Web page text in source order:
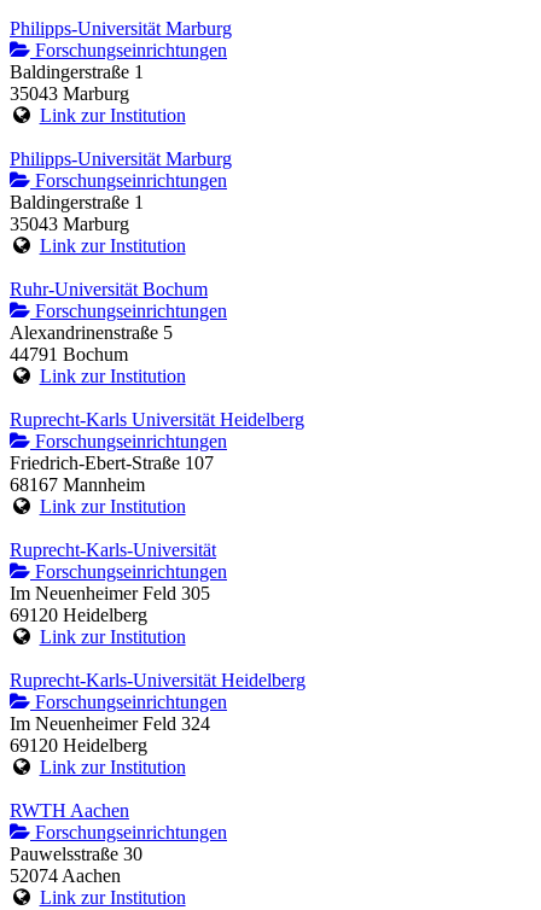
Philipps-Universität Marburg
Forschungseinrichtungen
Baldingerstraße 1
35043 Marburg
Link zur Institution
Philipps-Universität Marburg
Forschungseinrichtungen
Baldingerstraße 1
35043 Marburg
Link zur Institution
Ruhr-Universität Bochum
Forschungseinrichtungen
Alexandrinenstraße 5
44791 Bochum
Link zur Institution
Ruprecht-Karls Universität Heidelberg
Forschungseinrichtungen
Friedrich-Ebert-Straße 107
68167 Mannheim
Link zur Institution
Ruprecht-Karls-Universität
Forschungseinrichtungen
Im Neuenheimer Feld 305
69120 Heidelberg
Link zur Institution
Ruprecht-Karls-Universität Heidelberg
Forschungseinrichtungen
Im Neuenheimer Feld 324
69120 Heidelberg
Link zur Institution
RWTH Aachen
Forschungseinrichtungen
Pauwelsstraße 30
52074 Aachen
Link zur Institution